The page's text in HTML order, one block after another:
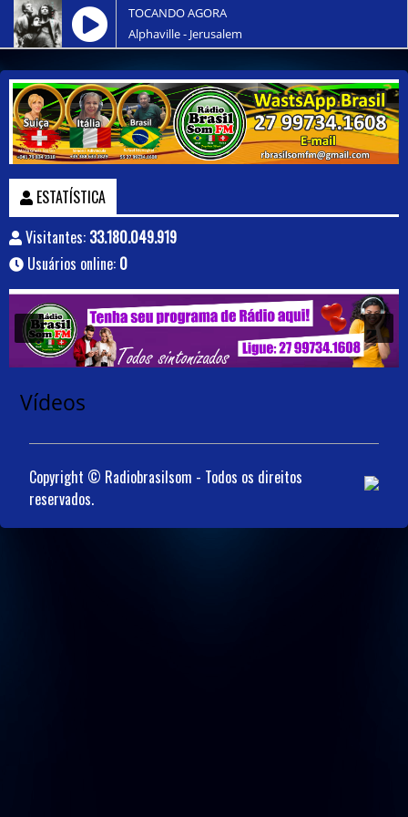
TOCANDO AGORA
Alphaville - Jerusalem
ESTATÍSTICA
Visitantes: 33.180.049.919
Usuários online: 0
Vídeos
Copyright © Radiobrasilsom - Todos os direitos
reservados.